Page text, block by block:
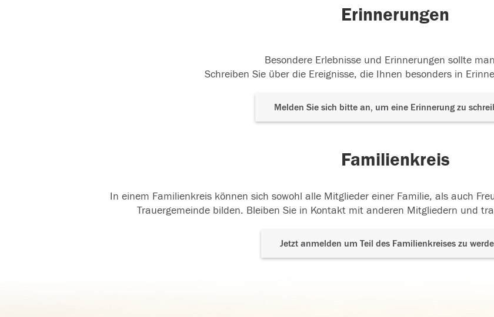
Erinnerungen
Besondere Erlebnisse und Erinnerungen sollte
Schreiben Sie über die Ereignisse, die Ihnen besonders in
Melden Sie sich bitte an, um eine Erinnerung zu
Familienkreis
In einem Familienkreis können sich sowohl alle Mitglieder einer Familie, als auch
Trauergemeinde bilden. Bleiben Sie in Kontakt mit anderen Mitgliedern und
Jetzt anmelden um Teil des Familienkreises zu